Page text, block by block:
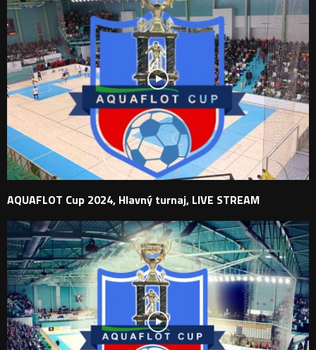
AQUAFLOT Cup 2024, Hlavný turnaj, LIVE STREAM